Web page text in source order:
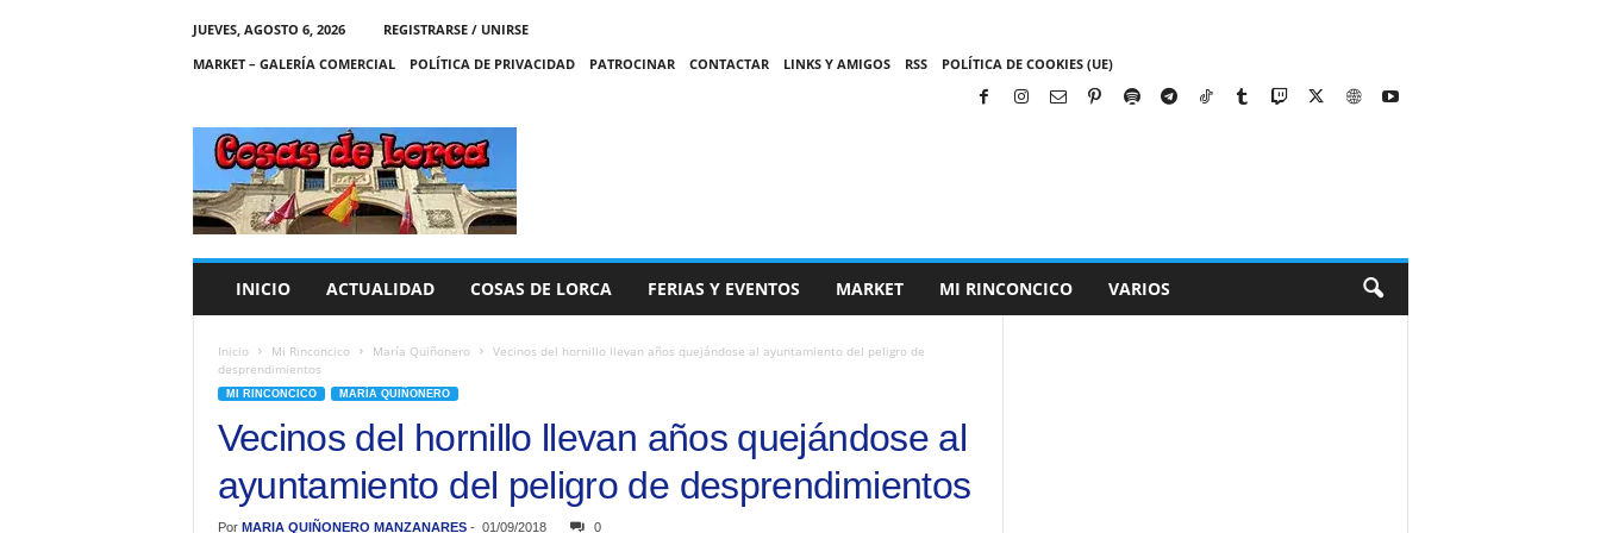
JUEVES, AGOSTO 6, 2026
REGISTRARSE / UNIRSE
MARKET – GALERÍA COMERCIAL
POLÍTICA DE PRIVACIDAD PATROCINAR CONTACTAR LINKS Y AMIGOS RSS POLÍTICA DE COOKIES (UE)
C
A
S
INICIO ACTUALIDAD COSAS DE LORCA FERIAS Y EVENTOS MARKET MI RINCONCICO VARIOS
Inicio Mi Rinconcico María Quiñonero
Vecinos del hornillo llevan años quejándose al ayuntamiento del peligro de
desprendimientos
MI RINCONCICO MARÍA QUIÑONERO
Vecinos del hornillo llevan años quejándose al
ayuntamiento del peligro de desprendimientos
Por MARIA QUIÑONERO MANZANARES- 01/09/2018 0